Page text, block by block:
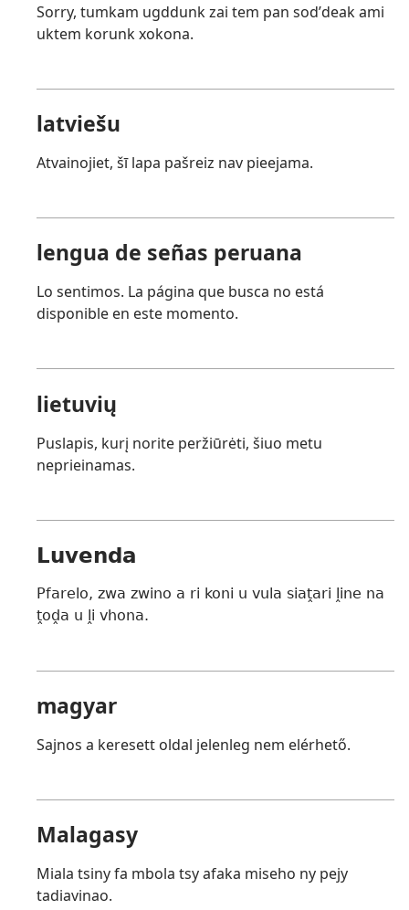
Sorry, tumkam ugddunk zai tem pan sodʼdeak ami
uktem korunk xokona.
latviešu
Atvainojiet, šī lapa pašreiz nav pieejama.
lengua de señas peruana
Lo sentimos. La página que busca no está
disponible en este momento.
lietuvių
Puslapis, kurį norite peržiūrėti, šiuo metu
neprieinamas.
Luvenda
Pfarelo, zwa zwino a ri koni u vula siaṱari ḽine na
ṱoḓa u ḽi vhona.
magyar
Sajnos a keresett oldal jelenleg nem elérhető.
Malagasy
Miala tsiny fa mbola tsy afaka miseho ny pejy
tadiavinao.